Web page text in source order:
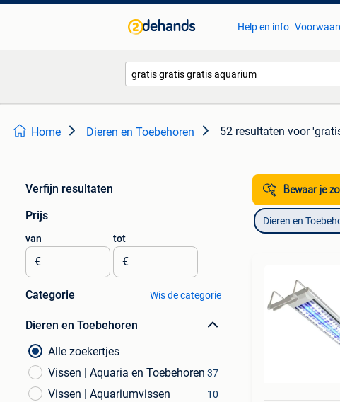
Help en info
Home Dieren en Toebehoren 52 resultaten voor
Verfijn resultaten
Prijs
van
€
tot
€
Categorie Wis de categorie
Dieren en Toebehoren
Alle zoekertjes
Vissen | Aquaria en Toebehoren 37
Vissen | Aquariumvissen 10
Bewaar je
Dieren en